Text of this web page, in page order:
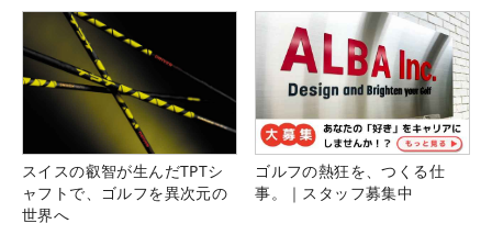
スイスの叡智が生んだTPTシ
ャフトで、ゴルフを異次元の
世界へ
ゴルフの熱狂を、つくる仕
事。｜スタッフ募集中